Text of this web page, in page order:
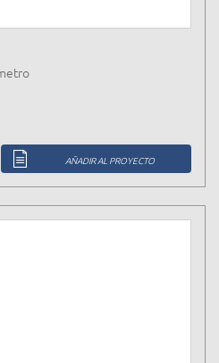
AÑADIR AL PROYECTO